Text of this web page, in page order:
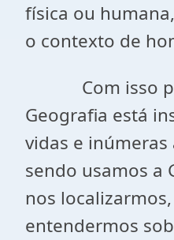
física ou
o contexto de
Com isso
Geografia está
vidas e inúmeras
sendo usamos a
nos
entendermos